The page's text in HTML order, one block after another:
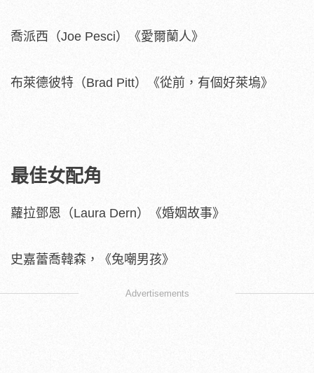
喬派西（Joe Pesci）《愛爾蘭人》
布萊德彼特（Brad Pitt）《從前，有個好萊塢》
最佳女配角
蘿拉鄧恩（Laura Dern）《婚姻故事》
史嘉蕾喬韓森，《兔嘲男孩》
Advertisements